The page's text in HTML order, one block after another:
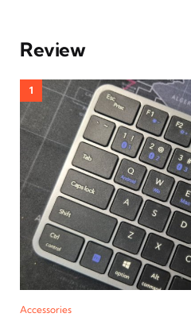
Review
Accessories